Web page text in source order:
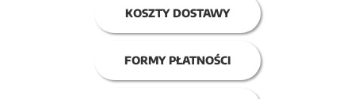
KOSZTY DOSTAWY
FORMY PŁATNOŚCI